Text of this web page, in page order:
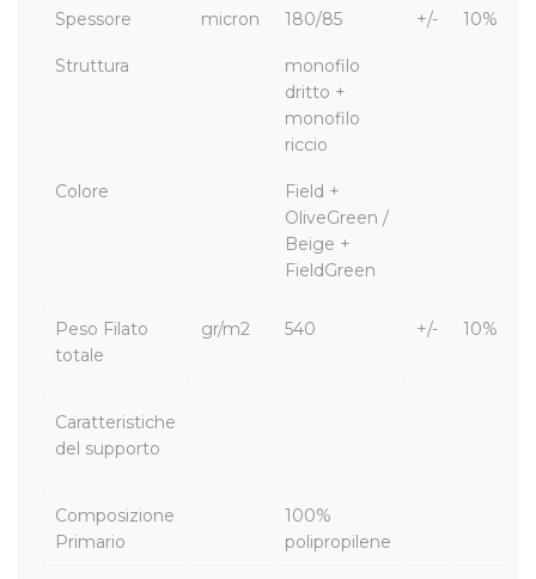
Spessore micron 180/85 +/- 10%
Struttura
monofilo
dritto +
monofilo
riccio
Colore
Field +
OliveGreen /
Beige +
FieldGreen
Peso Filato
totale
gr/m2 540 +/- 10%
Caratteristiche
del supporto
Composizione
Primario
100%
polipropilene